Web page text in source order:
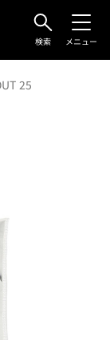
検索 メニュー
25